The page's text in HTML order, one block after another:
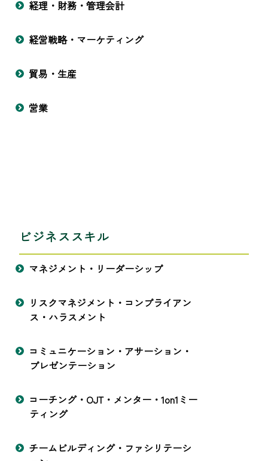
経理・財務・管理会計
経営戦略・マーケティング
貿易・生産
営業
ビジネススキル
マネジメント・リーダーシップ
リスクマネジメント・コンプライアン
ス・ハラスメント
コミュニケーション・アサーション・
プレゼンテーション
コーチング・OJT・メンター・1on1ミー
ティング
チームビルディング・ファシリテーシ